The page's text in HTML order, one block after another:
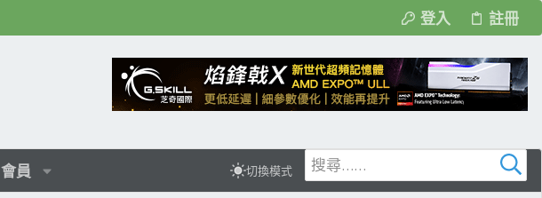
登入 註冊
會員 切換模式